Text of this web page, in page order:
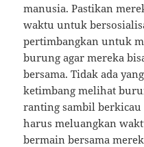
manusia. Pastikan
waktu untuk
pertimbangkan untuk
burung agar mereka
bersama. Tidak ada
ketimbang melihat
ranting sambil
harus meluangkan
bermain bersama